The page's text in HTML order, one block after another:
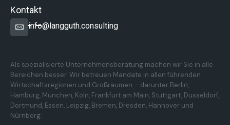
Kontakt
info@langguth.consulting
Als spezialisierte Unternehmensberatung machen wir Sie in alle
Bereichen besser. Wir betreuen Mandate in allen führenden
Wirtschaftsregionen und Großräumen – darunter Berlin,
Hamburg, München, Köln, Frankfurt am Main, Stuttgart, Düsseldorf,
Dortmund, Essen, Leipzig, Bremen, Dresden, Hannover und
Nürnberg.